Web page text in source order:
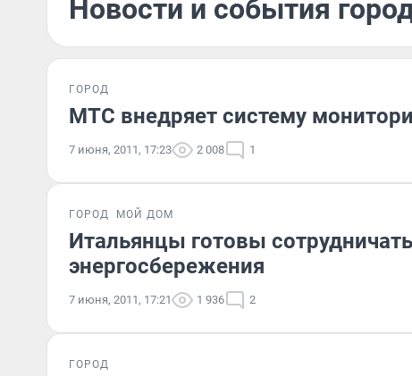
Новости и события
ГОРОД
МТС внедряет систему
7 июня, 2011, 17:23 2 008 1
ГОРОД МОЙ ДОМ
Итальянцы готовы
энергосбережения
7 июня, 2011, 17:21 1 936 2
ГОРОД